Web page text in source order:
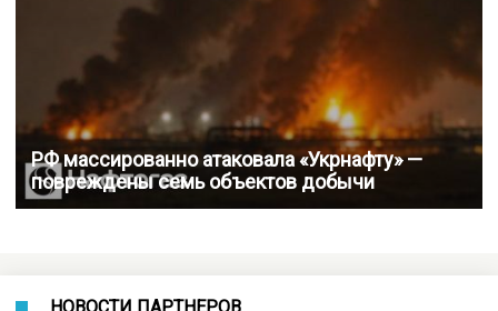
РФ массированно атаковала «Укрнафту» —
повреждены семь объектов добычи